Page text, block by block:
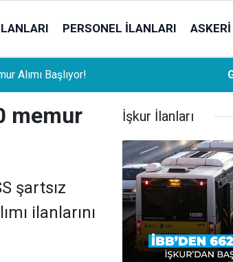
PERSONEL İLANLARI
Oranları Artıyor!
memur
şartsız
ilanlarını
İşkur İlanları